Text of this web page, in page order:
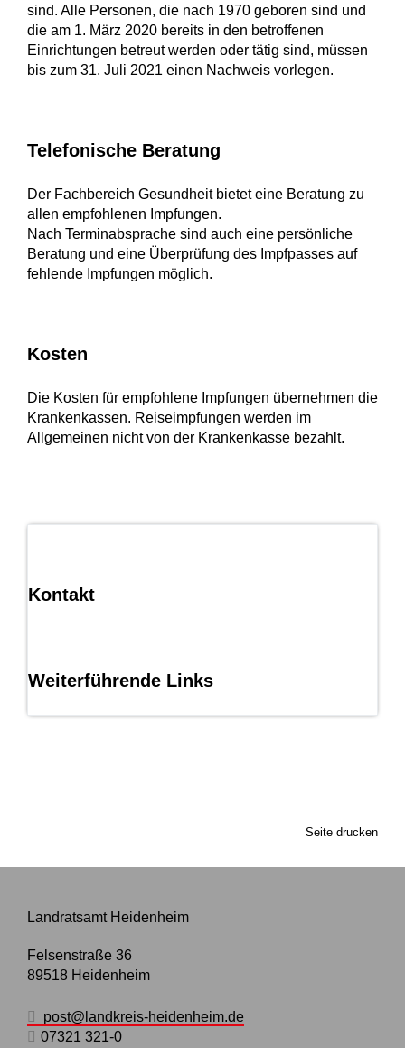
Kontakt
Weiterführende Links
sind. Alle Personen, die nach 1970 geboren sind und
die am 1. März 2020 bereits in den betroffenen
Einrichtungen betreut werden oder tätig sind, müssen
bis zum 31. Juli 2021 einen Nachweis vorlegen.
Telefonische Beratung
Der Fachbereich Gesundheit bietet eine Beratung zu
allen empfohlenen Impfungen.
Nach Terminabsprache sind auch eine persönliche
Beratung und eine Überprüfung des Impfpasses auf
fehlende Impfungen möglich.
Kosten
Die Kosten für empfohlene Impfungen übernehmen die
Krankenkassen. Reiseimpfungen werden im
Allgemeinen nicht von der Krankenkasse bezahlt.
Seite drucken
Landratsamt Heidenheim
Felsenstraße 36
89518 Heidenheim
post@landkreis-heidenheim.de
07321 321-0